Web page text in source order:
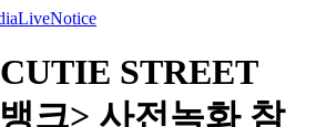
LiveNotice
STREET
크> 사전녹화 참